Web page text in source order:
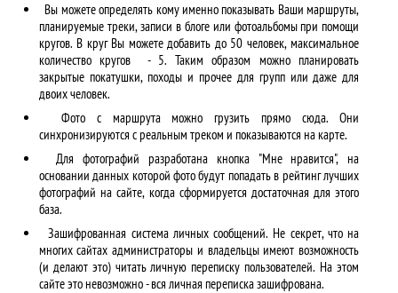
Вы можете определять кому именно показывать Ваши маршруты,
планируемые треки, записи в блоге или фотоальбомы при помощи
кругов. В круг Вы можете добавить до 50 человек, максимальное
количество кругов - 5. Таким образом можно планировать
закрытые покатушки, походы и прочее для групп или даже для
двоих человек.
Фото с маршрута можно грузить прямо сюда. Они
синхронизируются с реальным треком и показываются на карте.
Для фотографий разработана кнопка "Мне нравится", на
основании данных которой фото будут попадать в рейтинг лучших
фотографий на сайте, когда сформируется достаточная для этого
база.
Зашифрованная система личных сообщений. Не секрет, что на
многих сайтах администраторы и владельцы имеют возможность
(и делают это) читать личную переписку пользователей. На этом
сайте это невозможно - вся личная переписка зашифрована.